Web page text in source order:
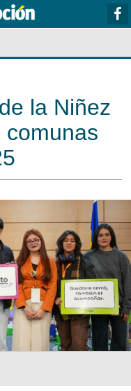
la Niñez
comunas